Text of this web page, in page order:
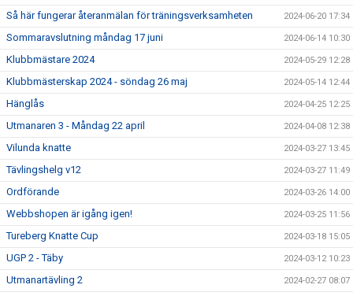
Så här fungerar återanmälan för träningsverksamheten 2024-06-20 17:34
Sommaravslutning måndag 17 juni 2024-06-14 10:30
Klubbmästare 2024 2024-05-29 12:28
Klubbmästerskap 2024 - söndag 26 maj 2024-05-14 12:44
Hänglås 2024-04-25 12:25
Utmanaren 3 - Måndag 22 april 2024-04-08 12:38
Vilunda knatte 2024-03-27 13:45
Tävlingshelg v12 2024-03-27 11:49
Ordförande 2024-03-26 14:00
Webbshopen är igång igen! 2024-03-25 11:56
Tureberg Knatte Cup 2024-03-18 15:05
UGP 2 - Täby 2024-03-12 10:23
Utmanartävling 2 2024-02-27 08:07